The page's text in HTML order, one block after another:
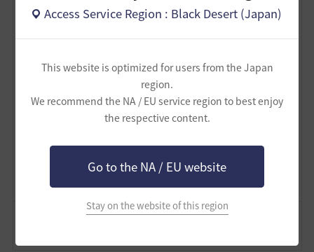
Access Service Region : Black Desert (Japan)
This website is optimized for users from the Japan
region.
We recommend the NA / EU service region to best enjoy
the respective content.
Go to the NA / EU website
Stay on the website of this region
ということで、長文を読んでいただきありがとうござい
ます！ 折り返したので引き続き頑張ります！
4
かわさもべーた
Lv62 FPSずんだもん